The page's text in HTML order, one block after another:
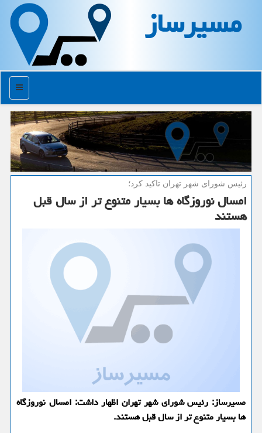
مسیرساز
منو
رئیس شورای شهر تهران تاكید كرد؛
امسال نوروزگاه ها بسیار متنوع تر از سال قبل
هستند
مسیرساز: رئیس شورای شهر تهران اظهار داشت: امسال نوروزگاه
ها بسیار متنوع تر از سال قبل هستند.